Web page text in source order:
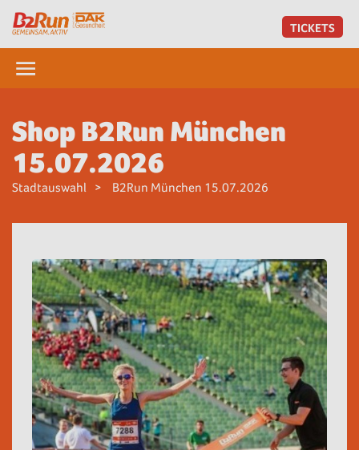
TICKETS
Shop B2Run München
15.07.2026
Stadtauswahl B2Run München 15.07.2026